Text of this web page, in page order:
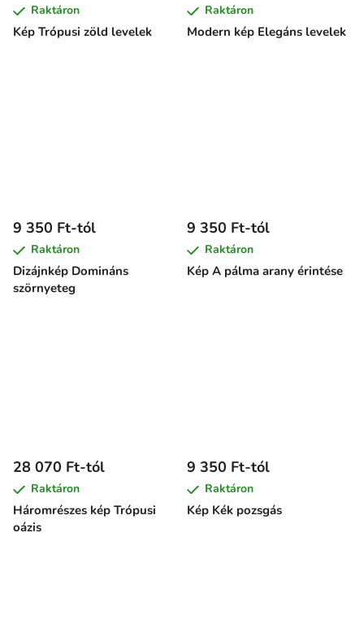
Kép Trópusi zöld levelek
Raktáron
Modern kép Elegáns levelek
Raktáron
Dizájnkép Domináns
szörnyeteg
9 350 Ft-tól
Raktáron
Kép A pálma arany érintése
9 350 Ft-tól
Raktáron
Háromrészes kép Trópusi
oázis
28 070 Ft-tól
Raktáron
Kép Kék pozsgás
9 350 Ft-tól
Raktáron